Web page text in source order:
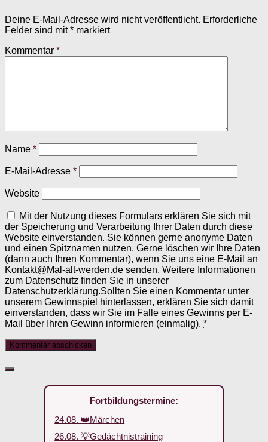
Deine E-Mail-Adresse wird nicht veröffentlicht. Erforderliche
Felder sind mit* markiert
Kommentar *
Name *
E-Mail-Adresse *
Website
Mit der Nutzung dieses Formulars erklären Sie sich mit
der Speicherung und Verarbeitung Ihrer Daten durch diese
Website einverstanden. Sie können gerne anonyme Daten
und einen Spitznamen nutzen. Gerne löschen wir Ihre Daten
(dann auch Ihren Kommentar), wenn Sie uns eine E-Mail an
Kontakt@Mal-alt-werden.de senden. Weitere Informationen
zum Datenschutz finden Sie in unserer
Datenschutzerklärung.Sollten Sie einen Kommentar unter
unserem Gewinnspiel hinterlassen, erklären Sie sich damit
einverstanden, dass wir Sie im Falle eines Gewinns per E-
Mail über Ihren Gewinn informieren (einmalig). *
Fortbildungstermine:
24.08. 👑Märchen
26.08. 💡Gedächtnistraining